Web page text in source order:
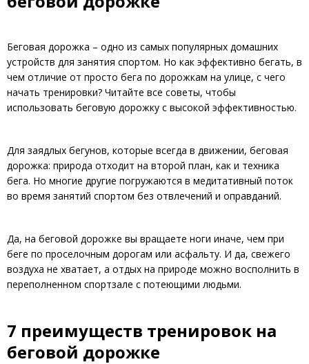
Беговая дорожка – одно из самых популярных домашних
устройств для занятия спортом. Но как эффективно бегать, в
чем отличие от просто бега по дорожкам на улице, с чего
начать тренировки? Читайте все советы, чтобы
использовать беговую дорожку с высокой эффективностью.
Для заядлых бегунов, которые всегда в движении, беговая
дорожка: природа отходит на второй план, как и техника
бега. Но многие другие погружаются в медитативный поток
во время занятий спортом без отвлечений и оправданий.
Да, на беговой дорожке вы вращаете ноги иначе, чем при
беге по проселочным дорогам или асфальту. И да, свежего
воздуха не хватает, а отдых на природе можно восполнить в
переполненном спортзале с потеющими людьми.
7 преимуществ тренировок на
беговой дорожке